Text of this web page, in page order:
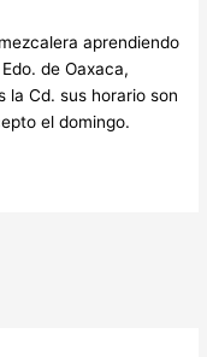
aprendiendo
de Oaxaca,
la Cd. sus horario son
el domingo.